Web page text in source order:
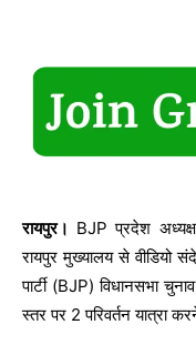
रायपुर। BJP प्रदेश
रायपुर मुख्यालय से वीडियो
पार्टी (BJP) विधानसभा
स्तर पर 2 परिवर्तन यात्रा